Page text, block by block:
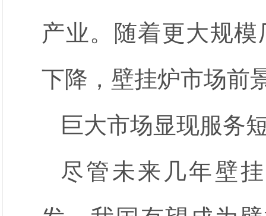
产业。随着更大规
下降，壁挂炉市场前
巨大市场显现服务
尽管未来几年壁